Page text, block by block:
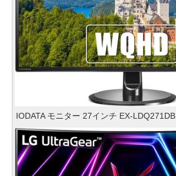
IODATA モニター 27インチ EX-LDQ271DB